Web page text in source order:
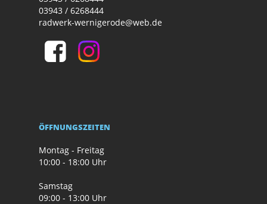
03943 / 6268444
radwerk-wernigerode@web.de
ÖFFNUNGSZEITEN
Montag - Freitag
10:00 - 18:00 Uhr
Samstag
09:00 - 13:00 Uhr